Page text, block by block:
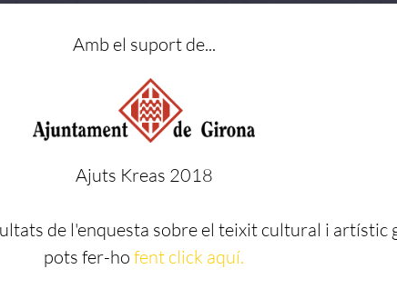
Amb el suport de...
Ajuts Kreas 2018
de l'enquesta sobre el teixit cultural i artístic
pots fer-ho fent click aquí.